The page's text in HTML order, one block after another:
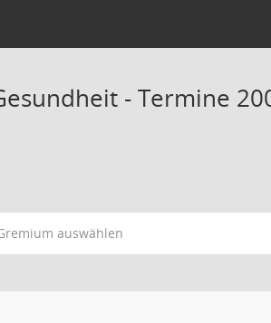
- Termine
auswählen